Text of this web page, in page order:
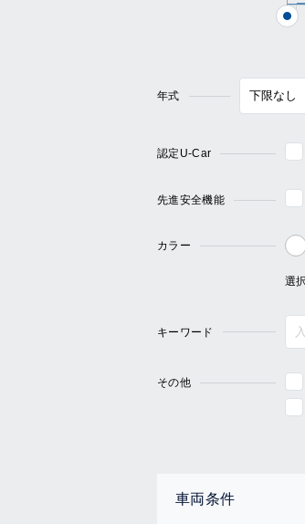
年式
認定U-Car
先進安全機能
カラー
キーワード
その他
車両条件